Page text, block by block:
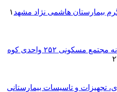
بیمارستان هاشمی نژاد مشهد ۱
تحویل تاسیسات موتورخانه مجتمع مسکونی ۲۵۲ واحدی کوه
تجهیزات و تاسیسات بیمارستانی